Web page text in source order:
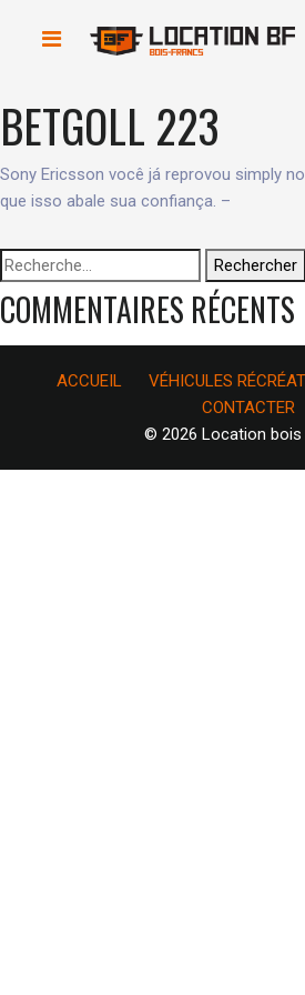
BETGOLL 223
Sony Ericsson você já reprovou simply
que isso abale sua confiança. –
Rechercher :
COMMENTAIRES RÉCENTS
ACCUEIL VÉHICULES
CONTACTER
© 2026 Location